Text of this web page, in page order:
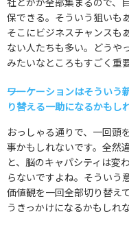
保できる。そういう狙いも
そこにビジネスチャンスも
ない人たちも多い。どうや
みたいなところもすごく重
――ワーケーションはそうい
り替える一助になるかもし
おっしゃる通りで、一回頭
事かもしれないです。全然
と、脳のキャパシティは変
らないですよね。そういう
価値観を一回全部切り替え
うきっかけになるかもしれ